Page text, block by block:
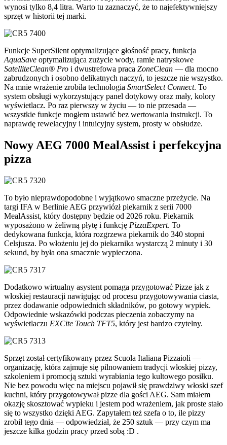
wynosi tylko 8,4 litra. Warto tu zaznaczyć, że to najefektywniejszy
sprzęt w historii tej marki.
Funkcje SuperSilent optymalizujące głośność pracy, funkcja
AquaSave optymalizująca zużycie wody, ramie natryskowe
SatelliteClean® Pro i dwustrefowa praca ZoneClean — dla mocno
zabrudzonych i osobno delikatnych naczyń, to jeszcze nie wszystko.
Na mnie wrażenie zrobiła technologia SmartSelect Connect. To
system obsługi wykorzystujący panel dotykowy oraz mały, kolory
wyświetlacz. Po raz pierwszy w życiu — to nie przesada —
wszystkie funkcje mogłem ustawić bez wertowania instrukcji. To
naprawdę rewelacyjny i intuicyjny system, prosty w obsłudze.
Nowy AEG 7000 MealAssist i perfekcyjna
pizza
To było nieprawdopodobne i wyjątkowo smaczne przeżycie. Na
targi IFA w Berlinie AEG przywiózł piekarnik z serii 7000
MealAssist, który dostępny będzie od 2026 roku. Piekarnik
wyposażono w żeliwną płytę i funkcję PizzaExpert. To
dedykowana funkcja, która rozgrzewa piekarnik do 340 stopni
Celsjusza. Po włożeniu jej do piekarnika wystarczą 2 minuty i 30
sekund, by była ona smacznie wypieczona.
Dodatkowo wirtualny asystent pomaga przygotować Pizze jak z
włoskiej restauracji nawigując od procesu przygotowywania ciasta,
przez dodawanie odpowiednich składników, po gotowy wypiek.
Odpowiednie wskazówki podczas pieczenia zobaczymy na
wyświetlaczu EXCite Touch TFT5, który jest bardzo czytelny.
Sprzęt został certyfikowany przez Scuola Italiana Pizzaioli —
organizację, która zajmuje się pilnowaniem tradycji włoskiej pizzy,
szkoleniem i promocją sztuki wyrabiania tego kultowego posiłku.
Nie bez powodu więc na miejscu pojawił się prawdziwy włoski szef
kuchni, który przygotowywał pizze dla gości AEG. Sam miałem
okazję skosztować wypieku i jestem pod wrażeniem, jak proste stało
się to wszystko dzięki AEG. Zapytałem też szefa o to, ile pizzy
zrobił tego dnia — odpowiedział, że 250 sztuk — przy czym ma
jeszcze kilka godzin pracy przed sobą :D .